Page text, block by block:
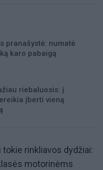
pranašystė: numatė
karo pabaigą
riebaluosis: į
įberti vieną
rinkliavos dydžiai:
motorinėms